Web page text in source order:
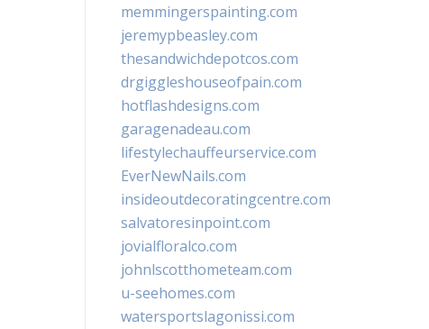
memmingerspainting.com
jeremypbeasley.com
thesandwichdepotcos.com
drgiggleshouseofpain.com
hotflashdesigns.com
garagenadeau.com
lifestylechauffeurservice.com
EverNewNails.com
insideoutdecoratingcentre.com
salvatoresinpoint.com
jovialfloralco.com
johnlscotthometeam.com
u-seehomes.com
watersportslagonissi.com